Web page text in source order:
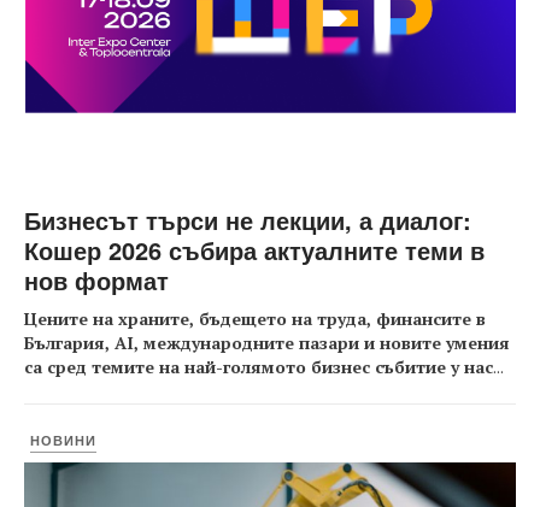
Бизнесът търси не лекции, а диалог:
Кошер 2026 събира актуалните теми в
нов формат
Цените на храните, бъдещето на труда, финансите в
България, AI, международните пазари и новите умения
са сред темите на най-голямото бизнес събитие у нас...
НОВИНИ